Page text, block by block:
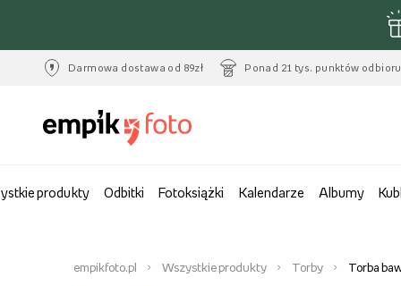
Darmowa dostawa od 89zł Ponad 21 tys. punktów odbioru
produkty Odbitki Fotoksiążki Kalendarze Albumy
empikfoto.pl Wszystkie produkty Torby Torba